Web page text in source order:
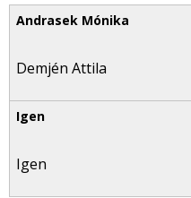
Demjén Attila
Igen